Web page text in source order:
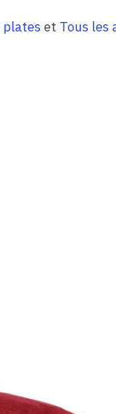
plates et Tous les